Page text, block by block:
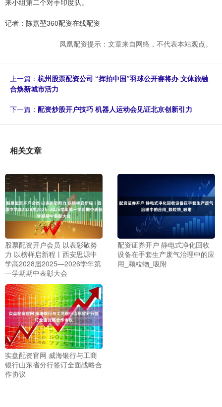
记者：陈嘉堃360配资在线配资
凤凰配资提示：文章来自网络，不代表本站观点。
上一篇： 杭州股票配资公司 “挥拍中国”羽球公开赛将办 文体旅融
合焕新城市活力
下一篇： 配资炒股开户技巧 机器人运动会见证北京创新引力
相关文章
股票配资开户会员 以表彰敬努
力 以榜样启新程丨西安思源中
学高2028届2025—2026学年第
一学期期中表彰大会
配资证券开户 静电式净化回收
设备在手套生产废气治理中的应
用_颗粒物_吸附
实盘配资官网 威海银行与工商
银行山东省分行签订全面战略合
作协议